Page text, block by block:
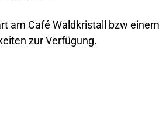
am Café Waldkristall bzw
zur Verfügung.